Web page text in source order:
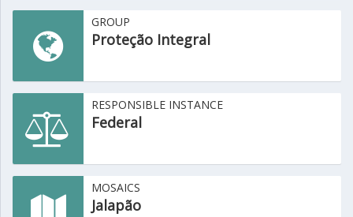
GROUP
Proteção Integral
RESPONSIBLE INSTANCE
Federal
MOSAICS
Jalapão